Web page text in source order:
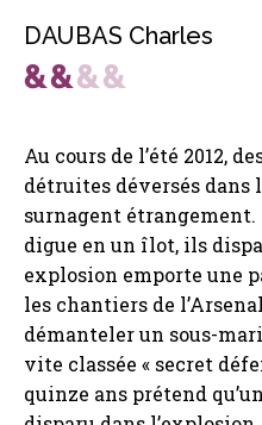
DAUBAS Charles
Au cours de l’été 2012,
détruites déversés dans
surnagent étrangement.
digue en un îlot, ils
explosion emporte une
les chantiers de
démanteler un sous-
vite classée « secret
quinze ans prétend